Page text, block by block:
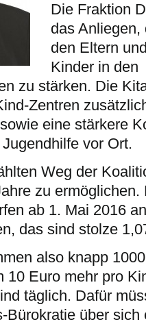
Die Fraktion
das Anliegen,
den Eltern
Kinder in den
zu stärken. Die
Zentren
eine stärkere
vor Ort.
Weg der
zu ermöglichen.
ab 1. Mai 2016
das sind stolze
also knapp
10 Euro mehr pro
täglich. Dafür
Bürokratie über sich